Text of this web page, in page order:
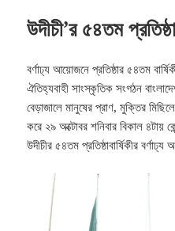
উদীচী’র ৫৪তম
বর্ণাঢ্য আয়োজনে প্রতিষ্ঠার ৫৪তম
ঐতিহ্যবাহী সাংস্কৃতিক সংগঠন
বেড়াজালে মানুষের প্রাণ, মুক্তির
করে ২৯ অক্টোবর শনিবার বিকাল ৪টায়
উদীচীর ৫৪তম প্রতিষ্ঠাবার্ষিকীর বর্ণাঢ্য